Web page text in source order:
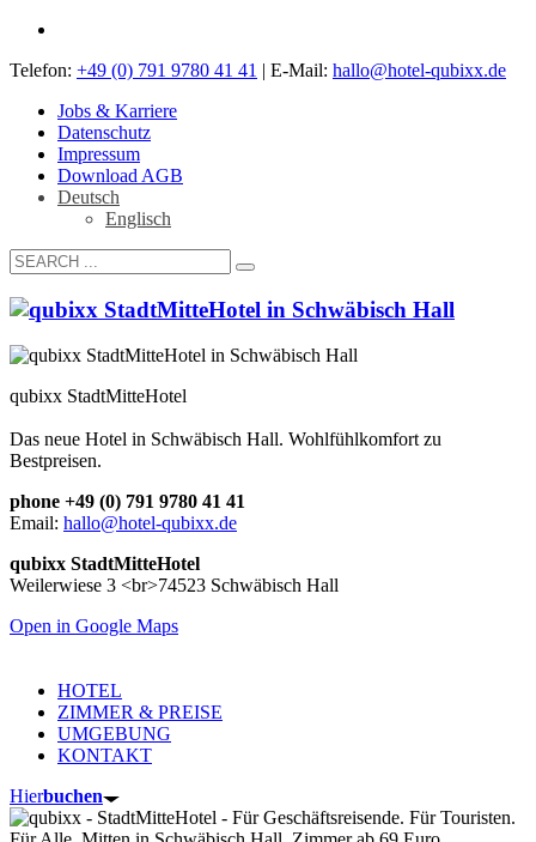
Telefon: +49 (0) 791 9780 41 41 | E-Mail: hallo@hotel-qubixx.de
Jobs & Karriere
Datenschutz
Impressum
Download AGB
Deutsch
Englisch
qubixx StadtMitteHotel
Das neue Hotel in Schwäbisch Hall. Wohlfühlkomfort zu
Bestpreisen.
phone +49 (0) 791 9780 41 41
Email: hallo@hotel-qubixx.de
qubixx StadtMitteHotel
Weilerwiese 3 <br>74523 Schwäbisch Hall
Open in Google Maps
HOTEL
ZIMMER & PREISE
UMGEBUNG
KONTAKT
Hierbuchen